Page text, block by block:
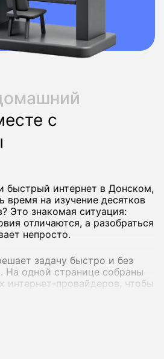
с
быстрый интернет в Донском,
время на изучение десятков
Это знакомая ситуация:
отличаются, а разобраться
непросто.
задачу быстро и без
На одной странице собраны
интернет-провайдеров, чтобы